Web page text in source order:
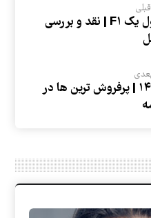
همه چیز درباره فیلم فرمول یک F۱ | نقد و بررسی
برترین فیلم های ایرانی ۱۴۰۳ | پرفروش ترین ها در